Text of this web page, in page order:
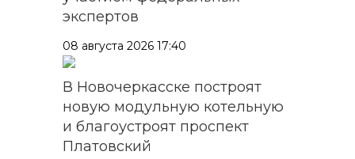
экспертов
08 августа 2026 17:40
В Новочеркасске построят
новую модульную котельную
и благоустроят проспект
Платовский